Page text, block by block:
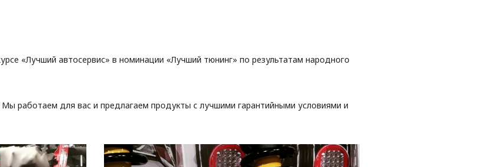
«Лучший автосервис» в номинации «Лучший тюнинг» по результатам народного
работаем для вас и предлагаем продукты с лучшими гарантийными условиями и